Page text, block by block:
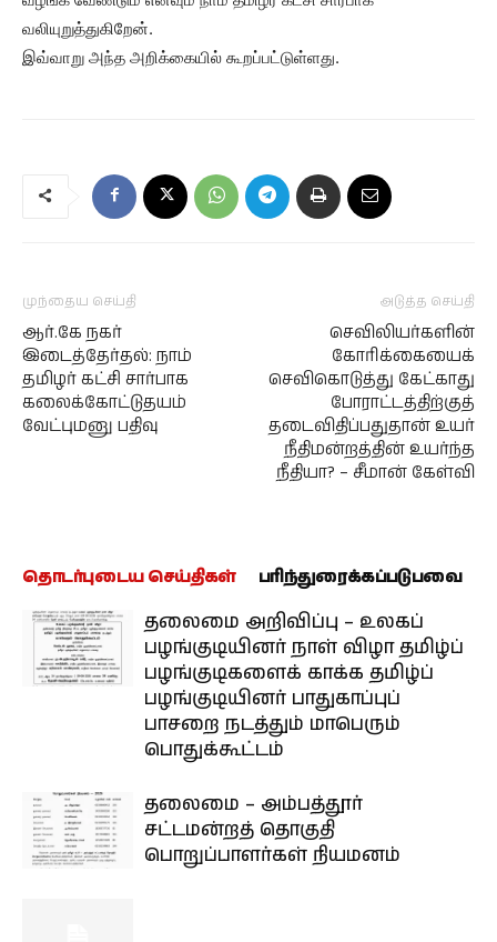
வலியுறுத்துகிறேன்.
இவ்வாறு அந்த அறிக்கையில் கூறப்பட்டுள்ளது.
முந்தைய செய்தி
ஆர்.கே நகர்
இடைத்தேர்தல்: நாம்
தமிழர் கட்சி சார்பாக
கலைக்கோட்டுதயம்
வேட்புமனு பதிவு
அடுத்த செய்தி
செவிலியர்களின்
கோரிக்கையைக்
செவிகொடுத்து கேட்காது
போராட்டத்திற்குத்
தடைவிதிப்பதுதான் உயர்
நீதிமன்றத்தின் உயர்ந்த
நீதியா? – சீமான் கேள்வி
தொடர்புடைய செய்திகள் பரிந்துரைக்கப்படுபவை
தலைமை அறிவிப்பு – உலகப்
பழங்குடியினர் நாள் விழா தமிழ்ப்
பழங்குடிகளைக் காக்க தமிழ்ப்
பழங்குடியினர் பாதுகாப்புப்
பாசறை நடத்தும் மாபெரும்
பொதுக்கூட்டம்
தலைமை – அம்பத்தூர்
சட்டமன்றத் தொகுதி
பொறுப்பாளர்கள் நியமனம்